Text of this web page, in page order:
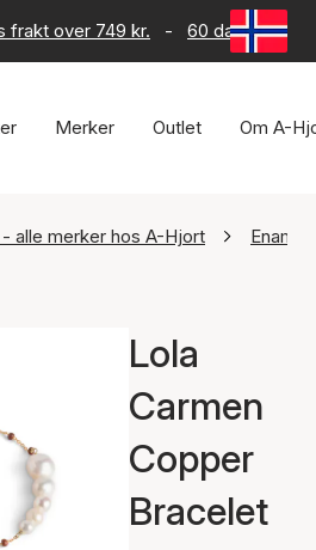
frakt over 749 kr. - 60 dagers
Merker Outlet Om A-
alle merker hos A-Hjort
Lola
Carmen
Copper
Bracelet